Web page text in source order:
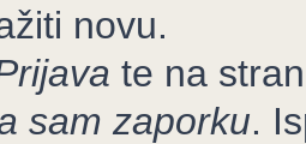
novu.
te na
sam zaporku.